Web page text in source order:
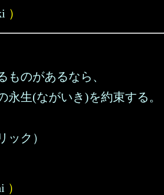
）
ものがあるなら、
永生(ながいき)を約束する。
ック）
）